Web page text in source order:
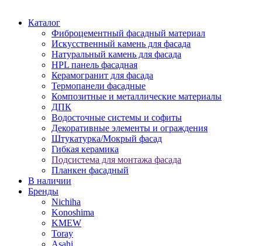
Каталог
Фиброцементный фасадный материал
Искусственный камень для фасада
Натуральный камень для фасада
HPL панель фасадная
Керамогранит для фасада
Термопанели фасадные
Композитные и металлические материалы
ДПК
Водосточные системы и софиты
Декоративные элементы и ограждения
Штукатурка/Мокрый фасад
Гибкая керамика
Подсистема для монтажа фасада
Планкен фасадный
В наличии
Бренды
Nichiha
Konoshima
KMEW
Toray
Asahi